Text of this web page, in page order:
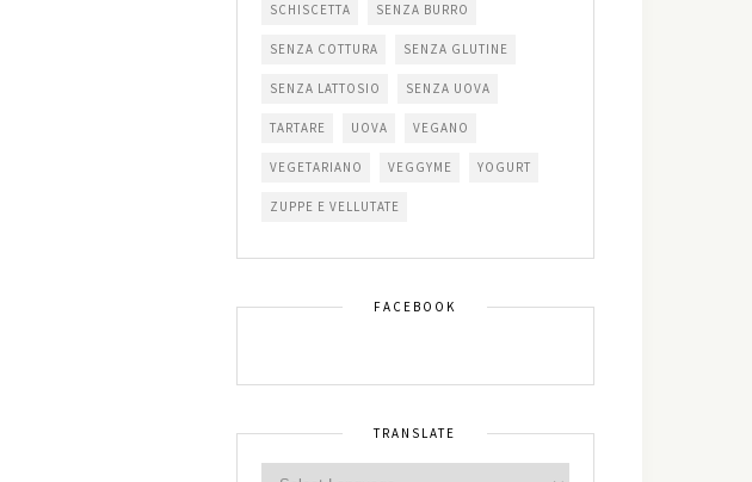
SCHISCETTA SENZA BURRO
SENZA COTTURA SENZA GLUTINE
SENZA LATTOSIO SENZA UOVA
TARTARE UOVA VEGANO
VEGETARIANO VEGGYME YOGURT
ZUPPE E VELLUTATE
FACEBOOK
TRANSLATE